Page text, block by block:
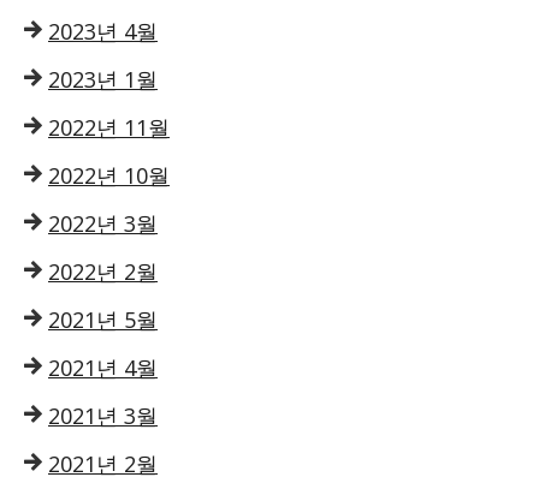
2023년 4월
2023년 1월
2022년 11월
2022년 10월
2022년 3월
2022년 2월
2021년 5월
2021년 4월
2021년 3월
2021년 2월